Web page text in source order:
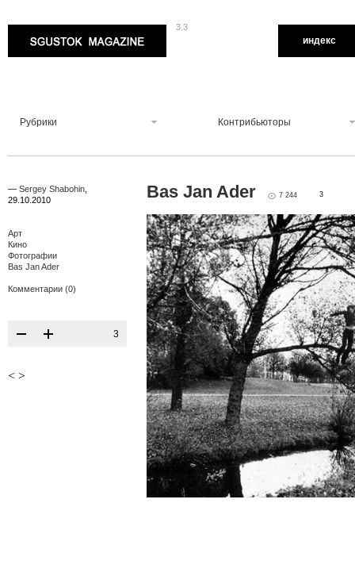
3.3
индекс
Рубрики Контрибьюторы
— Sergey Shabohin
29.10.2010
Арт
Кино
Фотографии
Bas Jan Ader
Комментарии (0)
3
< >
Bas Jan Ader 7 244 3